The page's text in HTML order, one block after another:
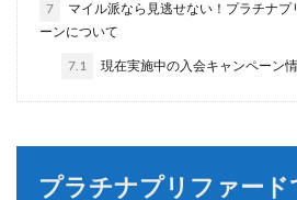
7
マイル派なら見逃せない！プラチナ
ーンについて
7.1 現在実施中の入会キャンペーン
プラチナプリファード